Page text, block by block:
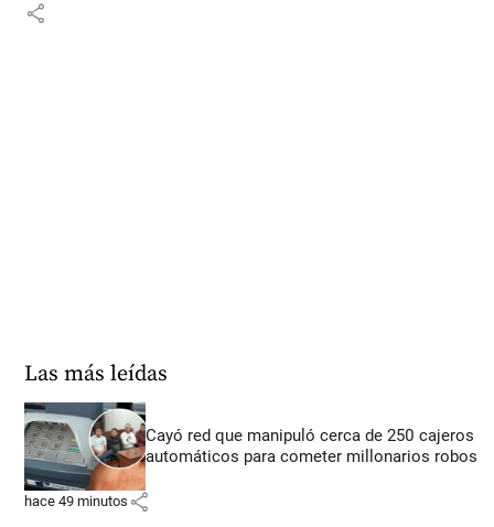
share
Las más leídas
Cayó red que manipuló cerca de 250 cajeros
automáticos para cometer millonarios robos
hace 49 minutos share